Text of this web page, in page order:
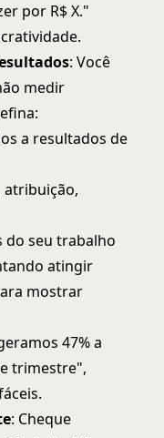
por R$ X."
: Você
medir
a resultados de
atribuição,
do seu trabalho
atingir
mostrar
47% a
trimestre",
: Cheque